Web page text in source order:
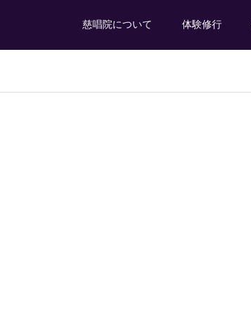
慈唱院について 体験修行